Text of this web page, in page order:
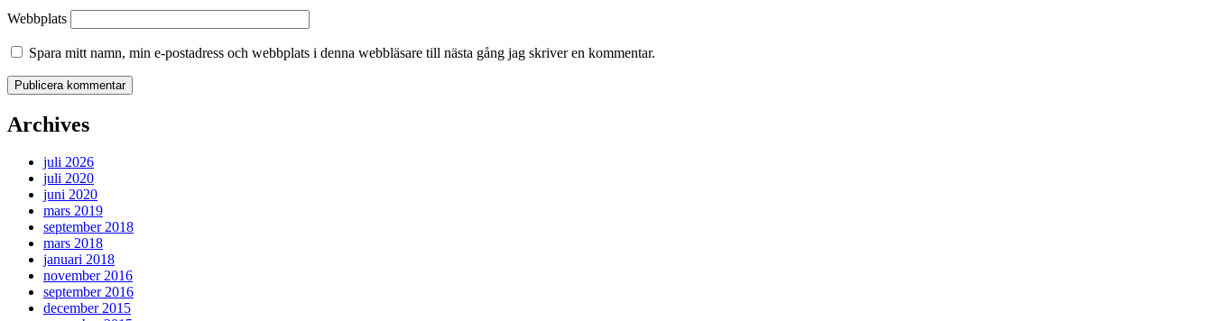
Webbplats
Spara mitt namn, min e-postadress och webbplats i denna webbläsare till nästa gång jag skriver en kommentar.
Archives
juli 2026
juli 2020
juni 2020
mars 2019
september 2018
mars 2018
januari 2018
november 2016
september 2016
december 2015